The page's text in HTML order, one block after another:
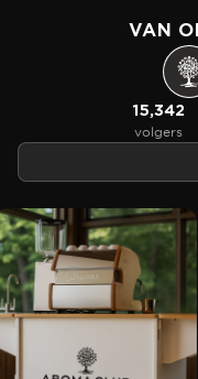
VAN
15,342
volgers